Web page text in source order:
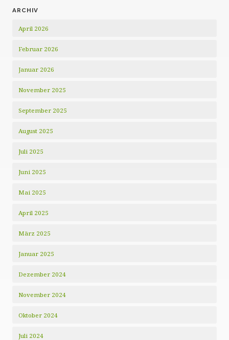
ARCHIV
April 2026
Februar 2026
Januar 2026
November 2025
September 2025
August 2025
Juli 2025
Juni 2025
Mai 2025
April 2025
März 2025
Januar 2025
Dezember 2024
November 2024
Oktober 2024
Juli 2024